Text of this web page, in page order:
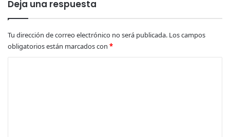
Deja una respuesta
Tu dirección de correo electrónico no será publicada. Los campos
obligatorios están marcados con *